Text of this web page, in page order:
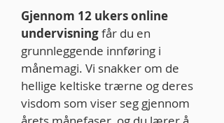
Gjennom 12 ukers online
undervisningfår du en
grunnleggende innføring i
månemagi. Vi snakker om de
hellige keltiske trærne og deres
visdom som viser seg gjennom